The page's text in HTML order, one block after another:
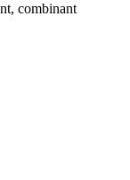
combinant